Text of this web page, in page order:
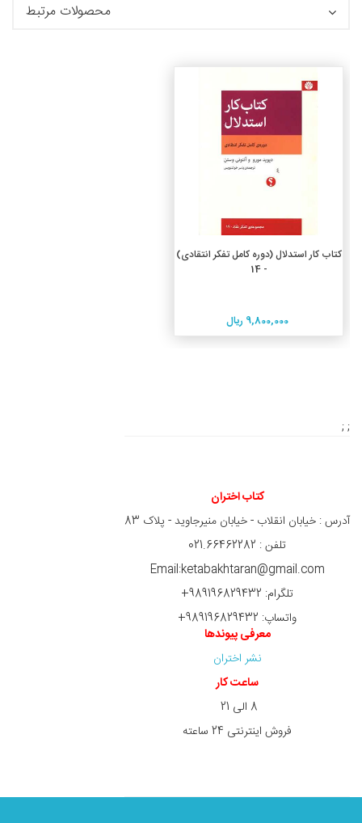
محصولات مرتبط
افزودن به سبد خرید
کتاب کار استدلال (دوره کامل تفکر انتقادی)
- 14
9,800,000 ریال
; ;
کتاب اختران
آدرس : خیابان انقلاب - خیابان منیرجاوید - پلاک 83
تلفن : 021.66462282
Email:ketabakhtaran@gmail.com
تلگرام: 989196829432+
واتساپ: 989196829432+
معرفی پیوندها
نشر اختران
ساعت کار
8 الی 21
فروش اینترنتی 24 ساعته